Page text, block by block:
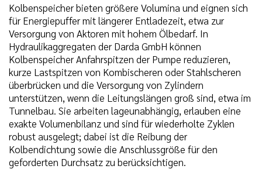
Kolbenspeicher bieten größere Volumina und eignen sich
für Energiepuffer mit längerer Entladezeit, etwa zur
Versorgung von Aktoren mit hohem Ölbedarf. In
Hydraulikaggregaten der Darda GmbH können
Kolbenspeicher Anfahrspitzen der Pumpe reduzieren,
kurze Lastspitzen von Kombischeren oder Stahlscheren
überbrücken und die Versorgung von Zylindern
unterstützen, wenn die Leitungslängen groß sind, etwa im
Tunnelbau. Sie arbeiten lageunabhängig, erlauben eine
exakte Volumenbilanz und sind für wiederholte Zyklen
robust ausgelegt; dabei ist die Reibung der
Kolbendichtung sowie die Anschlussgröße für den
geforderten Durchsatz zu berücksichtigen.